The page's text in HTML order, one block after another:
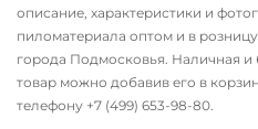
описание, характеристики и
пиломатериала оптом и в
города Подмосковья. Наличная и
товар можно добавив его в
телефону +7 (499) 653-98-80.